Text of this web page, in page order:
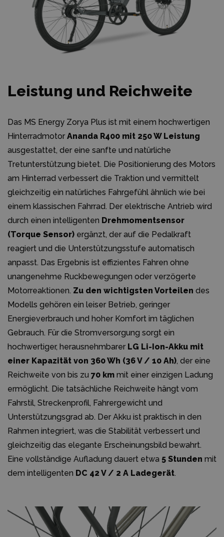
Leistung und Reichweite
Das MS Energy Zorya Plus ist mit einem hochwertigen
Hinterradmotor Ananda R400 mit 250 W Leistung
ausgestattet, der eine sanfte und natürliche
Tretunterstützung bietet. Die Positionierung des Motors
am Hinterrad verbessert die Traktion und vermittelt
gleichzeitig ein natürliches Fahrgefühl ähnlich wie bei
einem klassischen Fahrrad. Der elektrische Antrieb wird
durch einen intelligenten Drehmomentsensor
(Torque Sensor) ergänzt, der auf die Pedalkraft
reagiert und die Unterstützungsstufe automatisch
anpasst. Das Ergebnis ist effizientes Fahren ohne
unangenehme Ruckbewegungen oder verzögerte
Motorreaktionen. Zu den wichtigsten Vorteilen des
Modells gehören ein leiser Betrieb, geringer
Energieverbrauch und hoher Komfort im täglichen
Gebrauch. Für die Stromversorgung sorgt ein
hochwertiger, herausnehmbarer LG Li-Ion-Akku mit
einer Kapazität von 360 Wh (36 V / 10 Ah), der eine
Reichweite von bis zu 70 km mit einer einzigen Ladung
ermöglicht. Die tatsächliche Reichweite hängt vom
Fahrstil, Streckenprofil, Fahrergewicht und
Unterstützungsgrad ab. Der Akku ist praktisch in den
Rahmen integriert, was die Stabilität verbessert und
gleichzeitig das elegante Erscheinungsbild bewahrt.
Eine vollständige Aufladung dauert etwa 5 Stunden mit
dem intelligenten DC 42 V / 2 A Ladegerät.